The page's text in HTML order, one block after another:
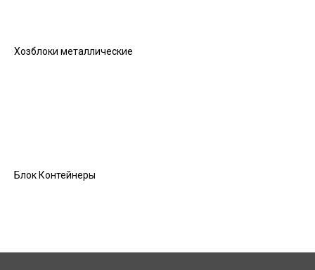
Хозблоки металлические
Блок Контейнеры